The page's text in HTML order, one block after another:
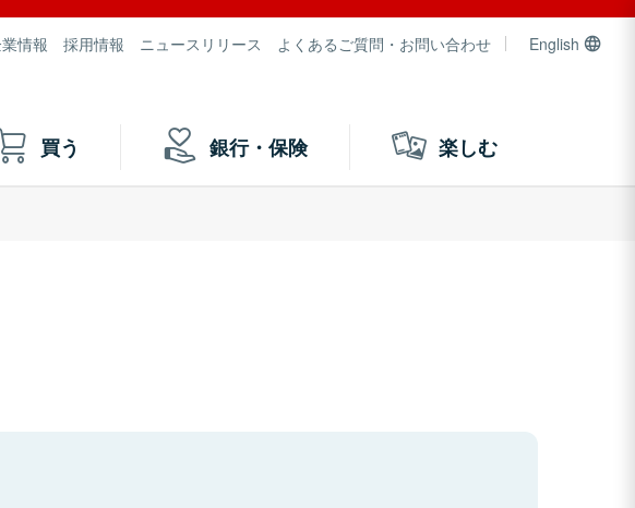
情報 採用情報 ニュースリリース よくあるご質問・お問い合わせ English
買う 銀行・保険 楽しむ